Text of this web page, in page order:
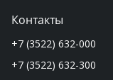
Контакты
+7 (3522) 632-000
+7 (3522) 632-300